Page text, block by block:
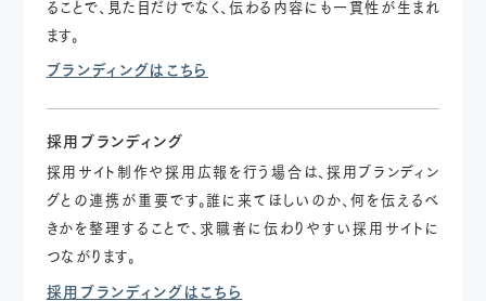
ることで、見た目だけでなく、伝わる内容にも一貫性が生まれ
ます。
ブランディングはこちら
採用ブランディング
採用サイト制作や採用広報を行う場合は、採用ブランディン
グとの連携が重要です。誰に来てほしいのか、何を伝えるべ
きかを整理することで、求職者に伝わりやすい採用サイトに
つながります。
採用ブランディングはこちら